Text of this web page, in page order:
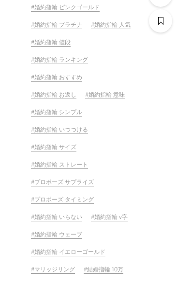
婚約指輪 ピンクゴールド
婚約指輪 プラチナ 婚約指輪 人気
婚約指輪 値段
婚約指輪 ランキング
婚約指輪 おすすめ
婚約指輪 お返し 婚約指輪 意味
婚約指輪 シンプル
婚約指輪 いつつける
婚約指輪 サイズ
婚約指輪 ストレート
プロポーズ サプライズ
プロポーズ タイミング
婚約指輪 いらない 婚約指輪 v字
婚約指輪 ウェーブ
婚約指輪 イエローゴールド
マリッジリング 結婚指輪 10万